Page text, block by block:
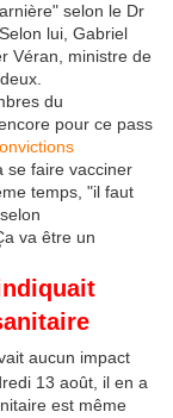
selon le Dr
lui, Gabriel
Véran, ministre de
du
pour ce pass
se faire vacciner
temps, "il faut
va être un
aucun impact
13 août, il en a
est même